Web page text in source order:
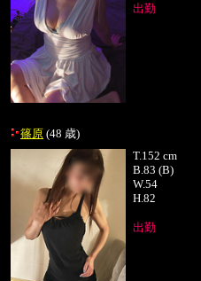
出勤
篠原 (48 歳)
T. 152 cm
B. 83 (B)
W.54
H. 82
出勤